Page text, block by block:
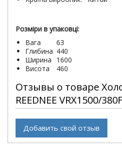
Розміри в упаковці:
Вага
63
Глибина 440
Ширина
1600
Висота
460
Отзывы о товаре
REEDNEE VRX1500/
Добавить свой отзыв